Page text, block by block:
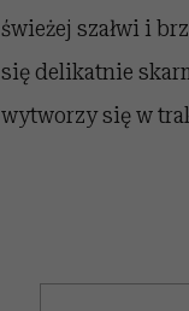
świeżej szałwi i
się delikatnie
wytworzy się w